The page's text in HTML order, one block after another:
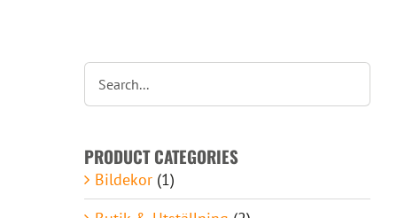
PRODUCT CATEGORIES
Bildekor (1)